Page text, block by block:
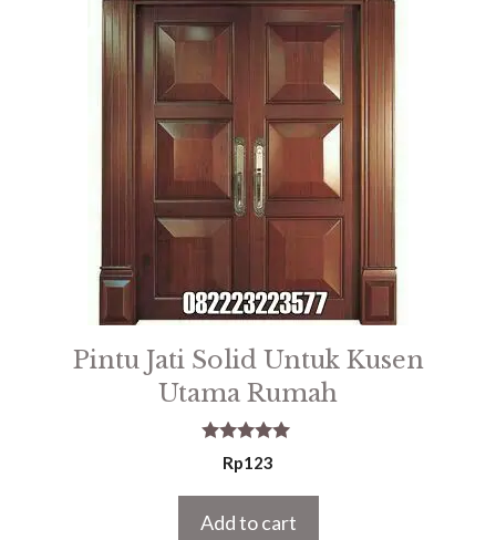
Pintu Jati Solid Untuk Kusen
Utama Rumah
5.00
out of 5
Rp123
Add to cart